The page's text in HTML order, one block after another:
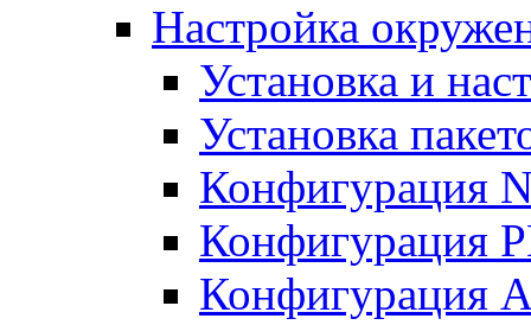
Настройка
Установка и
Установка
Конфигурация
Конфигурация
Конфигурация